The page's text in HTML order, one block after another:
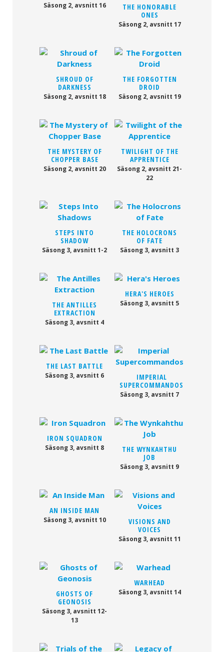
Säsong 2, avsnitt 16
THE HONORABLE
ONES
Säsong 2, avsnitt 17
SHROUD OF
DARKNESS
Säsong 2, avsnitt 18
THE FORGOTTEN
DROID
Säsong 2, avsnitt 19
THE MYSTERY OF
CHOPPER BASE
Säsong 2, avsnitt 20
TWILIGHT OF THE
APPRENTICE
Säsong 2, avsnitt 21-
22
STEPS INTO
SHADOW
Säsong 3, avsnitt 1-2
THE HOLOCRONS
OF FATE
Säsong 3, avsnitt 3
THE ANTILLES
EXTRACTION
Säsong 3, avsnitt 4
HERA'S HEROES
Säsong 3, avsnitt 5
THE LAST BATTLE
Säsong 3, avsnitt 6
IMPERIAL
SUPERCOMMANDOS
Säsong 3, avsnitt 7
IRON SQUADRON
Säsong 3, avsnitt 8
THE WYNKAHTHU
JOB
Säsong 3, avsnitt 9
AN INSIDE MAN
Säsong 3, avsnitt 10
VISIONS AND
VOICES
Säsong 3, avsnitt 11
GHOSTS OF
GEONOSIS
Säsong 3, avsnitt 12-
13
WARHEAD
Säsong 3, avsnitt 14